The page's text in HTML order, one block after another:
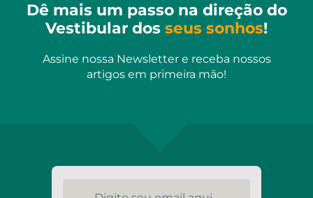
Dê mais um passo na direção do
Vestibular dos seus sonhos!
Assine nossa Newsletter e receba nossos
artigos em primeira mão!